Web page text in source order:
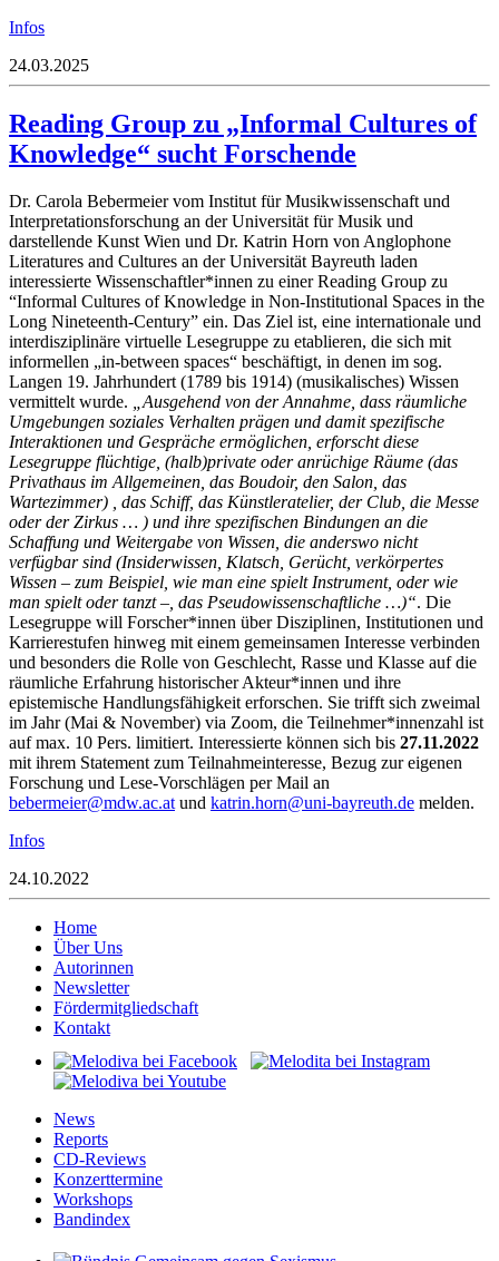
Infos
24.03.2025
Reading Group zu „Informal Cultures of
Knowledge“ sucht Forschende
Dr. Carola Bebermeier vom Institut für Musikwissenschaft und
Interpretationsforschung an der Universität für Musik und
darstellende Kunst Wien und Dr. Katrin Horn von Anglophone
Literatures and Cultures an der Universität Bayreuth laden
interessierte Wissenschaftler*innen zu einer Reading Group zu
“Informal Cultures of Knowledge in Non-Institutional Spaces in the
Long Nineteenth-Century” ein. Das Ziel ist, eine internationale und
interdisziplinäre virtuelle Lesegruppe zu etablieren, die sich mit
informellen „in-between spaces“ beschäftigt, in denen im sog.
Langen 19. Jahrhundert (1789 bis 1914) (musikalisches) Wissen
vermittelt wurde.
„Ausgehend von der Annahme, dass räumliche
Umgebungen soziales Verhalten prägen und damit spezifische
Interaktionen und Gespräche ermöglichen, erforscht diese
Lesegruppe flüchtige, (halb)private oder anrüchige Räume (das
Privathaus im Allgemeinen, das Boudoir, den Salon, das
Wartezimmer) , das Schiff, das Künstleratelier, der Club, die Messe
oder der Zirkus … ) und ihre spezifischen Bindungen an die
Schaffung und Weitergabe von Wissen, die anderswo nicht
verfügbar sind (Insiderwissen, Klatsch, Gerücht, verkörpertes
Wissen – zum Beispiel, wie man eine spielt Instrument, oder wie
man spielt oder tanzt –, das Pseudowissenschaftliche …)“. Die
Lesegruppe will Forscher*innen über Disziplinen, Institutionen und
Karrierestufen hinweg mit einem gemeinsamen Interesse verbinden
und besonders die Rolle von Geschlecht, Rasse und Klasse auf die
räumliche Erfahrung historischer Akteur*innen und ihre
epistemische Handlungsfähigkeit erforschen. Sie trifft sich zweimal
im Jahr (Mai & November) via Zoom, die Teilnehmer*innenzahl ist
auf max. 10 Pers. limitiert. Interessierte können sich bis 27.11.2022
mit ihrem Statement zum Teilnahmeinteresse, Bezug zur eigenen
Forschung und Lese-Vorschlägen per Mail an
ta.ca
.wdm@
reiem
rebeb und ed.ht
uerya
b-inu
@nroh
.nirt
ak
melden.
Infos
24.10.2022
Home
Über Uns
Autorinnen
Newsletter
Fördermitgliedschaft
Kontakt
News
Reports
CD-Reviews
Konzerttermine
Workshops
Bandindex